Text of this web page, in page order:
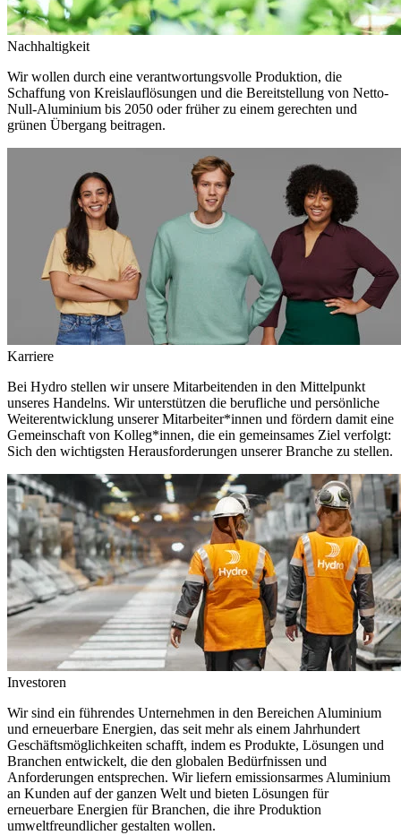
Nachhaltigkeit
Wir wollen durch eine verantwortungsvolle Produktion, die
Schaffung von Kreislauflösungen und die Bereitstellung von Netto-
Null-Aluminium bis 2050 oder früher zu einem gerechten und
grünen Übergang beitragen.
Karriere
Bei Hydro stellen wir unsere Mitarbeitenden in den Mittelpunkt
unseres Handelns. Wir unterstützen die berufliche und persönliche
Weiterentwicklung unserer Mitarbeiter*innen und fördern damit eine
Gemeinschaft von Kolleg*innen, die ein gemeinsames Ziel verfolgt:
Sich den wichtigsten Herausforderungen unserer Branche zu stellen.
Investoren
Wir sind ein führendes Unternehmen in den Bereichen Aluminium
und erneuerbare Energien, das seit mehr als einem Jahrhundert
Geschäftsmöglichkeiten schafft, indem es Produkte, Lösungen und
Branchen entwickelt, die den globalen Bedürfnissen und
Anforderungen entsprechen. Wir liefern emissionsarmes Aluminium
an Kunden auf der ganzen Welt und bieten Lösungen für
erneuerbare Energien für Branchen, die ihre Produktion
umweltfreundlicher gestalten wollen.